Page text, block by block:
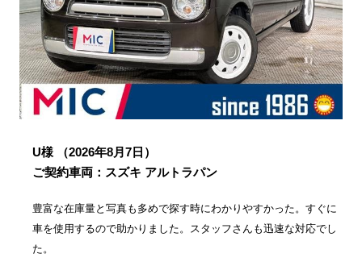
U様
（2026年8月7日）
ご契約車両：スズキ アルトラパン
豊富な在庫量と写真も多めで探す時にわかりやすかった。すぐに
車を使用するので助かりました。スタッフさんも迅速な対応でし
た。